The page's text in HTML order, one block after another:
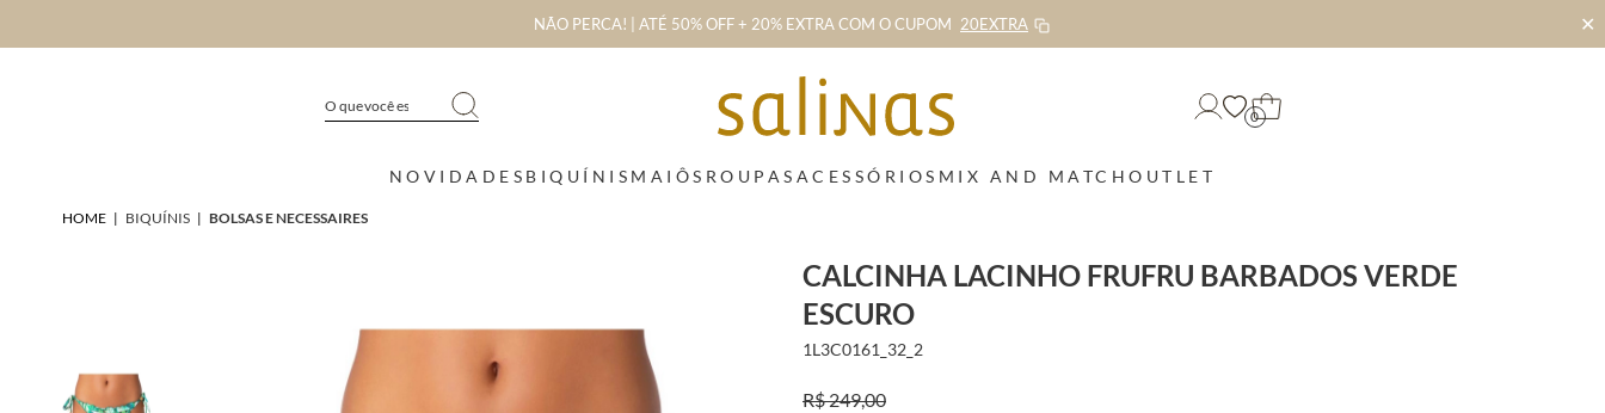
NÃO PERCA! | ATÉ 50% OFF + 20% EXTRA COM O CUPOM 20EXTRA ✕
0
NOVIDADES BIQUÍNIS MAIÔS ROUPAS ACESSÓRIOS MIX AND MATCHOUTLET
HOME | BIQUÍNIS | BOLSAS E NECESSAIRES
CALCINHA LACINHO FRUFRU BARBADOS VERDE
ESCURO
1L3C0161_32_2
R$ 249,00